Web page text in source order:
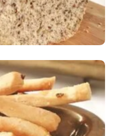
De Cebola E Salsa